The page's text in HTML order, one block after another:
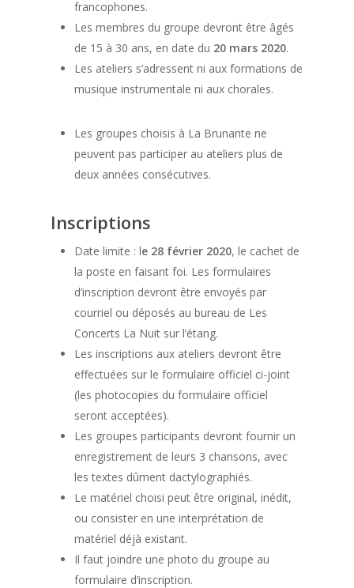
francophones.
Les membres du groupe devront être âgés
de 15 à 30 ans, en date du 20 mars 2020.
Les ateliers s’adressent ni aux formations de
musique instrumentale ni aux chorales.
Les groupes choisis à La Brunante ne
peuvent pas participer au ateliers plus de
deux années consécutives.
Inscriptions
Date limite : le 28 février 2020, le cachet de
la poste en faisant foi. Les formulaires
d’inscription devront être envoyés par
courriel ou déposés au bureau de Les
Concerts La Nuit sur l’étang.
Les inscriptions aux ateliers devront être
effectuées sur le formulaire officiel ci-joint
(les photocopies du formulaire officiel
seront acceptées).
Les groupes participants devront fournir un
enregistrement de leurs 3 chansons, avec
les textes dûment dactylographiés.
Le matériel choisi peut être original, inédit,
ou consister en une interprétation de
matériel déjà existant.
Il faut joindre une photo du groupe au
formulaire d’inscription.